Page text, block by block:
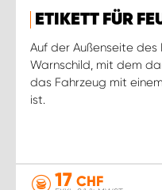
ETIKETT FÜR
Auf der Außenseite
Warnschild, mit dem
das Fahrzeug mit
ist.
17 CHF